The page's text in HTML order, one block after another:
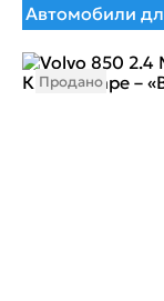
Автомобили
Продано